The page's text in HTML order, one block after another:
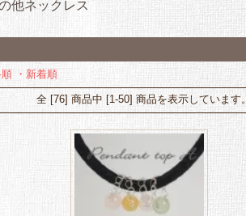
他ネックレス
順 ・新着順
全 [76] 商品中 [1-50] 商品を表示しています。